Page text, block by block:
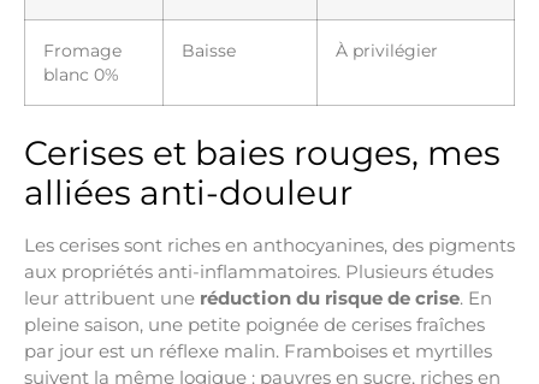
Fromage
blanc 0%
Baisse À privilégier
Cerises et baies rouges, mes
alliées anti-douleur
Les cerises sont riches en anthocyanines, des pigments
aux propriétés anti-inflammatoires. Plusieurs études
leur attribuent une réduction du risque de crise. En
pleine saison, une petite poignée de cerises fraîches
par jour est un réflexe malin. Framboises et myrtilles
suivent la même logique : pauvres en sucre, riches en